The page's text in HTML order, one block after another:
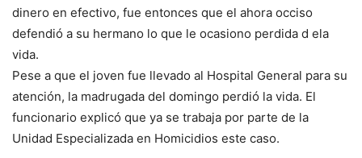
dinero en efectivo, fue entonces que el ahora occiso
defendió a su hermano lo que le ocasiono perdida d ela
vida.
Pese a que el joven fue llevado al Hospital General para su
atención, la madrugada del domingo perdió la vida. El
funcionario explicó que ya se trabaja por parte de la
Unidad Especializada en Homicidios este caso.